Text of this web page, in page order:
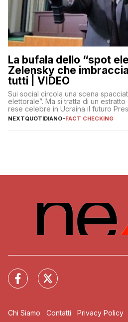
La bufala dello “spot
Zelensky che
tutti | VIDEO
Sui social circola una scena
elettorale”. Ma si tratta di un
rese celebre in Ucraina il futuro
NEXTQUOTIDIANO-FACT CHECKING
Chi Siamo Contatti Privacy Policy